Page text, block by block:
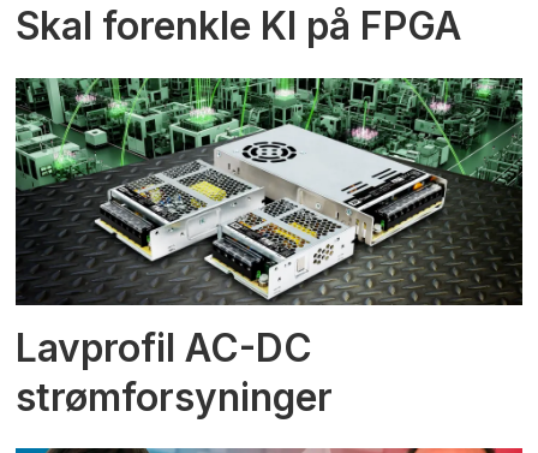
Skal forenkle KI på FPGA
Lavprofil AC-DC
strømforsyninger